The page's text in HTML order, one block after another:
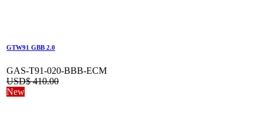
GTW91 GBB 2.0
GAS-T91-020-BBB-ECM
USD$410.00
New